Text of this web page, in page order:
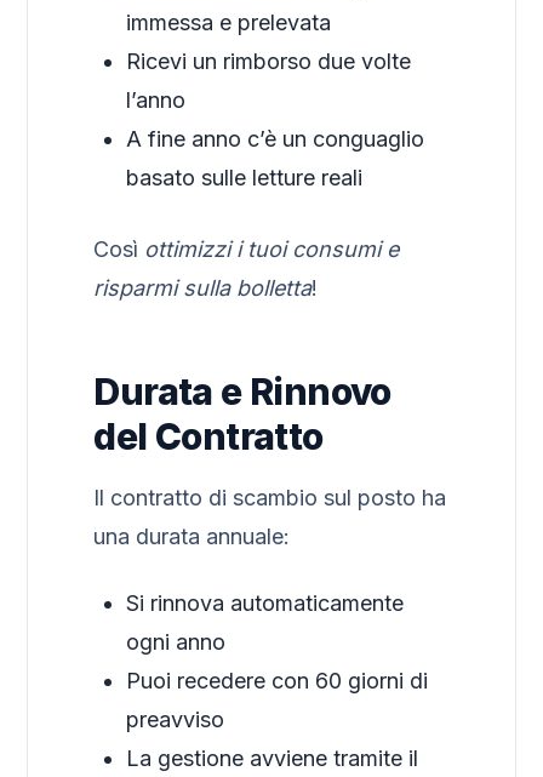
immessa e prelevata
Ricevi un rimborso due volte
l’anno
A fine anno c’è un conguaglio
basato sulle letture reali
Così ottimizzi i tuoi consumi e
risparmi sulla bolletta!
Durata e Rinnovo
del Contratto
Il contratto di scambio sul posto ha
una durata annuale:
Si rinnova automaticamente
ogni anno
Puoi recedere con 60 giorni di
preavviso
La gestione avviene tramite il